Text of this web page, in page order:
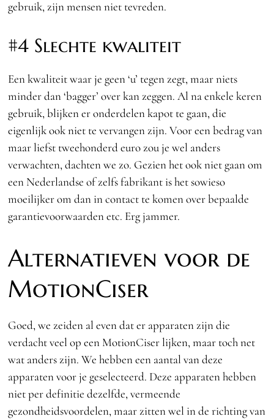
gebruik, zijn mensen niet tevreden.
#4 Slechte kwaliteit
Een kwaliteit waar je geen ‘u’ tegen zegt, maar niets
minder dan ‘bagger’ over kan zeggen. Al na enkele keren
gebruik, blijken er onderdelen kapot te gaan, die
eigenlijk ook niet te vervangen zijn. Voor een bedrag van
maar liefst tweehonderd euro zou je wel anders
verwachten, dachten we zo. Gezien het ook niet gaan om
een Nederlandse of zelfs fabrikant is het sowieso
moeilijker om dan in contact te komen over bepaalde
garantievoorwaarden etc. Erg jammer.
Alternatieven voor de
MotionCiser
Goed, we zeiden al even dat er apparaten zijn die
verdacht veel op een MotionCiser lijken, maar toch net
wat anders zijn. We hebben een aantal van deze
apparaten voor je geselecteerd. Deze apparaten hebben
niet per definitie dezelfde, vermeende
gezondheidsvoordelen, maar zitten wel in de richting van